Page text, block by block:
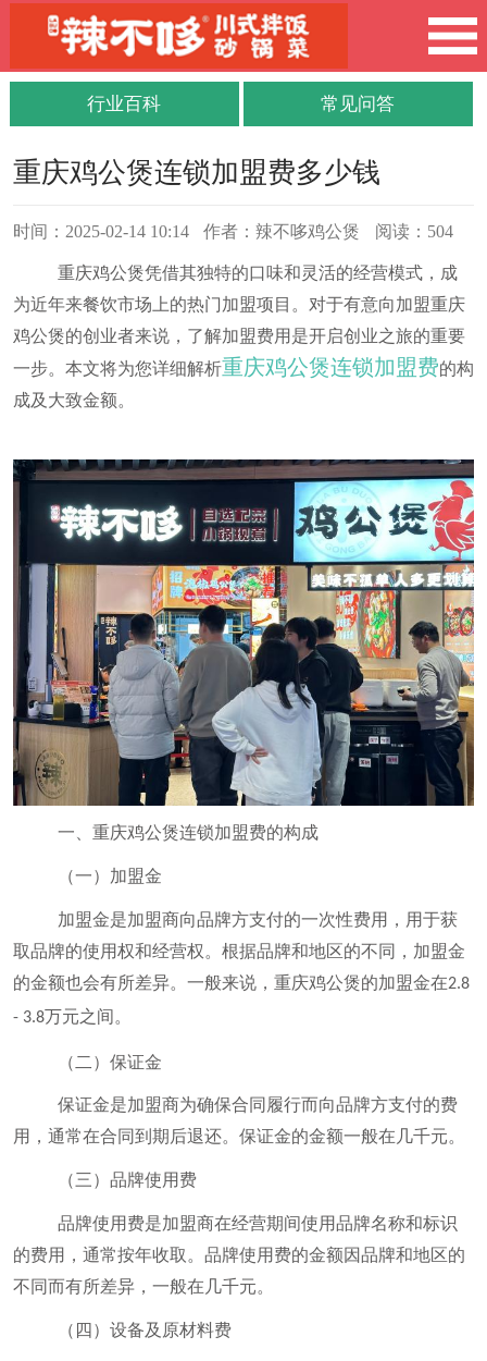
行业百科 常见问答
重庆鸡公煲连锁加盟费多少钱
时间：2025-02-14 10:14 作者：辣不哆鸡公煲 阅读：504
重庆鸡公煲凭借其独特的口味和灵活的经营模式，成
为近年来餐饮市场上的热门加盟项目。对于有意向加盟重庆
鸡公煲的创业者来说，了解加盟费用是开启创业之旅的重要
一步。本文将为您详细解析重庆鸡公煲连锁加盟费的构
成及大致金额。
一、重庆鸡公煲连锁加盟费的构成
（一）加盟金
加盟金是加盟商向品牌方支付的一次性费用，用于获
取品牌的使用权和经营权。根据品牌和地区的不同，加盟金
的金额也会有所差异。一般来说，重庆鸡公煲的加盟金在2.8
- 3.8万元之间。
（二）保证金
保证金是加盟商为确保合同履行而向品牌方支付的费
用，通常在合同到期后退还。保证金的金额一般在几千元。
（三）品牌使用费
品牌使用费是加盟商在经营期间使用品牌名称和标识
的费用，通常按年收取。品牌使用费的金额因品牌和地区的
不同而有所差异，一般在几千元。
（四）设备及原材料费